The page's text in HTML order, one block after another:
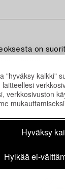
"hyväksy kaikki"
verkkosivuston
Hyväksy
Hylkää ei-
on
museon
Gallen-Kallela